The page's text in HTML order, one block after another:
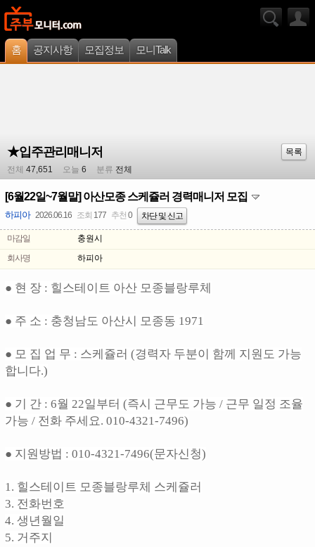
홈 공지사항 모집정보 모니Talk
★입주관리매니저
목록
전체 47,651 오늘 6 분류 전체
[6월22일~7월말] 아산모종 스케쥴러 경력매니저 모집
하피아 2026.06.16 조회 177 추천 0 차단 및 신고
마감일
충원시
회사명
하피아
● 현 장 : 힐스테이트 아산 모종블랑루체
● 주 소 : 충청남도 아산시 모종동 1971
● 모 집 업 무 : 스케쥴러 (경력자 두분이 함께 지원도 가능
합니다.)
● 기 간 : 6월 22일부터 (즉시 근무도 가능 / 근무 일정 조율
가능 / 전화 주세요. 010-4321-7496)
● 지원방법 : 010-4321-7496(문자신청)
1. 힐스테이트 모종블랑루체 스케쥴러
3. 전화번호
4. 생년월일
5. 거주지